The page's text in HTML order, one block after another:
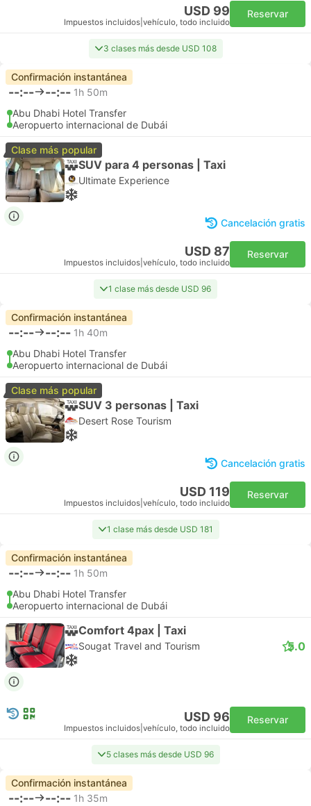
USD 99
Impuestos incluidos vehículo, todo incluido
Reservar
3 clases más desde USD 108
Confirmación instantánea
--:-- --:-- 1h 50m
Abu Dhabi Hotel Transfer
Aeropuerto internacional de Dubái
Clase más popular
SUV para 4 personas | Taxi
Ultimate Experience
Cancelación gratis
USD 87
Impuestos incluidos vehículo, todo incluido
Reservar
1 clase más desde USD 96
Confirmación instantánea
--:-- --:-- 1h 40m
Abu Dhabi Hotel Transfer
Aeropuerto internacional de Dubái
Clase más popular
SUV 3 personas | Taxi
Desert Rose Tourism
Cancelación gratis
USD 119
Impuestos incluidos vehículo, todo incluido
Reservar
1 clase más desde USD 181
Confirmación instantánea
--:-- --:-- 1h 50m
Abu Dhabi Hotel Transfer
Aeropuerto internacional de Dubái
Comfort 4pax | Taxi
Sougat Travel and Tourism 5.0
USD 96
Impuestos incluidos vehículo, todo incluido
Reservar
5 clases más desde USD 96
Confirmación instantánea
--:-- --:-- 1h 35m